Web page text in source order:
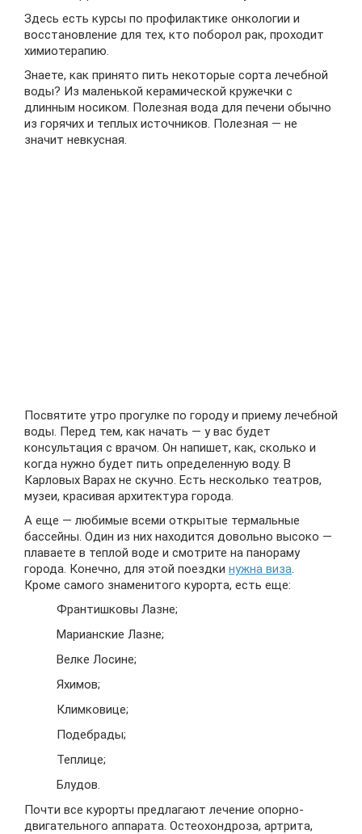
Здесь есть курсы по профилактике онкологии и
восстановление для тех, кто поборол рак, проходит
химиотерапию.
Знаете, как принято пить некоторые сорта лечебной
воды? Из маленькой керамической кружечки с
длинным носиком. Полезная вода для печени обычно
из горячих и теплых источников. Полезная — не
значит невкусная.
Посвятите утро прогулке по городу и приему лечебной
воды. Перед тем, как начать — у вас будет
консультация с врачом. Он напишет, как, сколько и
когда нужно будет пить определенную воду. В
Карловых Варах не скучно. Есть несколько театров,
музеи, красивая архитектура города.
А еще — любимые всеми открытые термальные
бассейны. Один из них находится довольно высоко —
плаваете в теплой воде и смотрите на панораму
города. Конечно, для этой поездки нужна виза.
Кроме самого знаменитого курорта, есть еще:
Франтишковы Лазне;
Марианские Лазне;
Велке Лосине;
Яхимов;
Климковице;
Подебрады;
Теплице;
Блудов.
Почти все курорты предлагают лечение опорно-
двигательного аппарата. Остеохондроза, артрита,